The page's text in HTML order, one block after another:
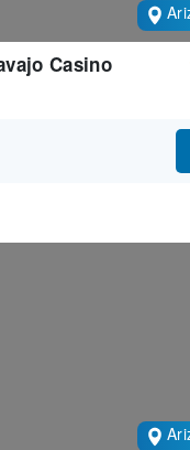
Casino